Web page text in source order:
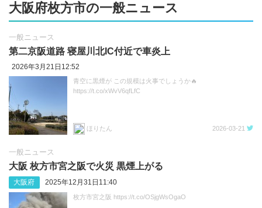
大阪府枚方市の一般ニュース
一般ニュース
第二京阪道路 寝屋川北IC付近で車炎上
2026年3月21日12:52
青空に黒煙が この規模は火事でしょうか🔥
https://t.co/xWvV6qfLfC
ほりたん 2026-03-21
一般ニュース
大阪 枚方市宮之阪で火災 黒煙上がる
大阪府 2025年12月31日11:40
枚方市宮之阪 https://t.co/OSjgWsOgaO